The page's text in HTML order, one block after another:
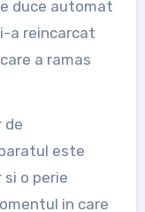
duce automat
a reincarcat
a ramas
de
este
o perie
in care